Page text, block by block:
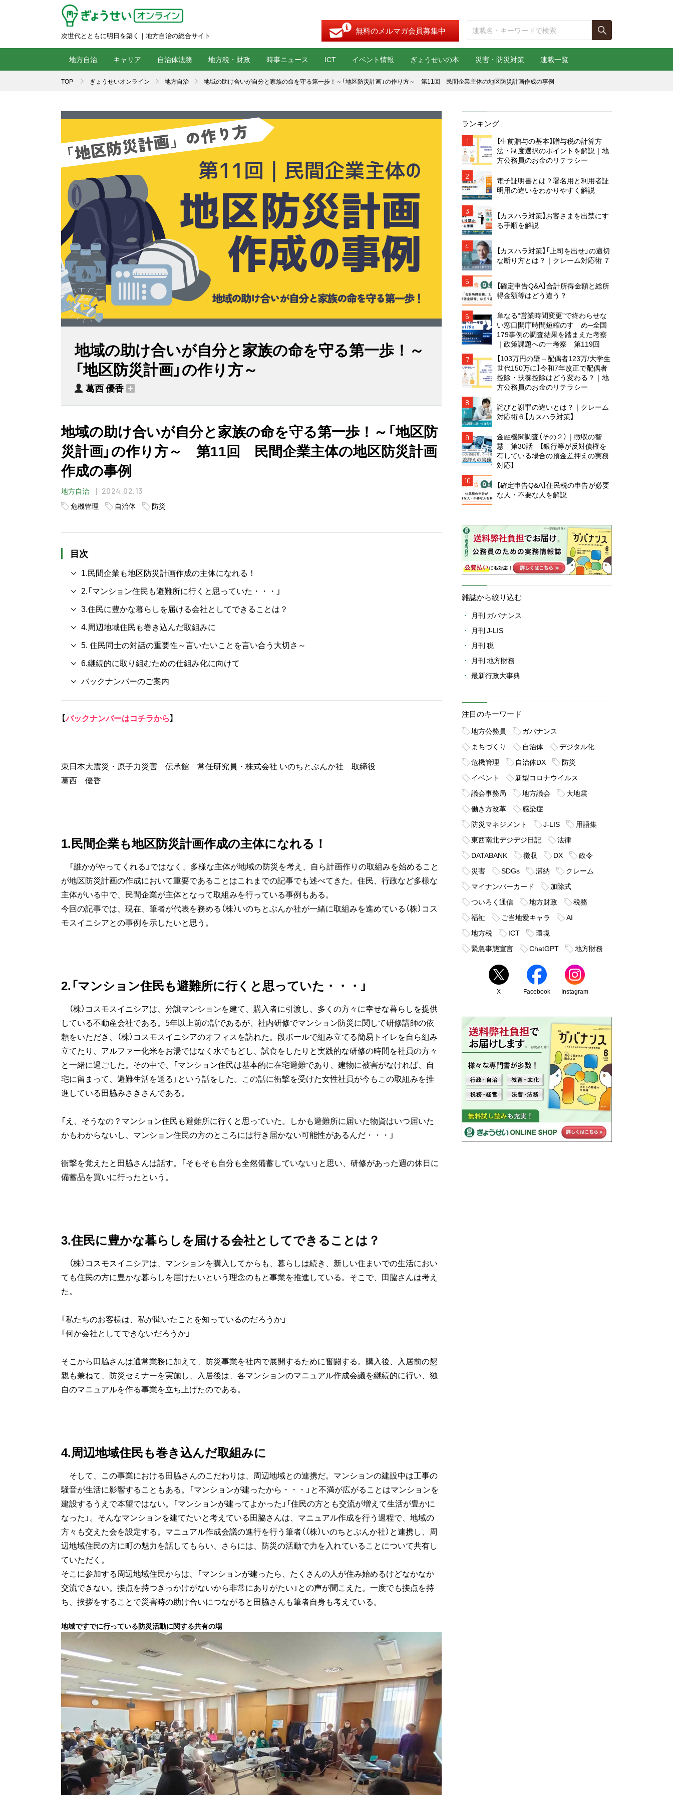
次世代とともに明日を築く｜地方自治の総合サイト 無料のメルマガ会員募集中
地方自治 キャリア 自治体法務 地方税・財政 時事ニュース ICT イベント情報 ぎょうせいの本 災害・防災対策 連載一覧
TOP ぎょうせいオンライン 地方自治 地域の助け合いが自分と家族の命を守る第一歩！～「地区防災計画」の作り方～ 第11回 民間企業主体の地区防災計画作成の事例
地域の助け合いが自分と家族の命を守る第一歩！～
「地区防災計画」の作り方～
葛西 優香
地域の助け合いが自分と家族の命を守る第一歩！～「地区防
災計画」の作り方～ 第11回 民間企業主体の地区防災計画
作成の事例
地方自治 2024.02.13
危機管理 自治体 防災
目次
1.民間企業も地区防災計画作成の主体になれる！
2.「マンション住民も避難所に行くと思っていた・・・」
3.住民に豊かな暮らしを届ける会社としてできることは？
4.周辺地域住民も巻き込んだ取組みに
5. 住民同士の対話の重要性～言いたいことを言い合う大切さ～
6.継続的に取り組むための仕組み化に向けて
バックナンバーのご案内
【バックナンバーはコチラから】
東日本大震災・原子力災害 伝承館 常任研究員・株式会社 いのちとぶんか社 取締役
葛西 優香
1.民間企業も地区防災計画作成の主体になれる！
「誰かがやってくれる」ではなく、多様な主体が地域の防災を考え、自ら計画作りの取組みを始めること
が地区防災計画の作成において重要であることはこれまでの記事でも述べてきた。住民、行政など多様な
主体がいる中で、民間企業が主体となって取組みを行っている事例もある。
今回の記事では、現在、筆者が代表を務める（株）いのちとぶんか社が一緒に取組みを進めている（株）コス
モスイニシアとの事例を示したいと思う。
2.「マンション住民も避難所に行くと思っていた・・・」
（株）コスモスイニシアは、分譲マンションを建て、購入者に引渡し、多くの方々に幸せな暮らしを提供
している不動産会社である。5年以上前の話であるが、社内研修でマンション防災に関して研修講師の依
頼をいただき、（株）コスモスイニシアのオフィスを訪れた。段ボールで組み立てる簡易トイレを自ら組み
立てたり、アルファー化米をお湯ではなく水でもどし、試食をしたりと実践的な研修の時間を社員の方々
と一緒に過ごした。その中で、「マンション住民は基本的に在宅避難であり、建物に被害がなければ、自
宅に留まって、避難生活を送る」という話をした。この話に衝撃を受けた女性社員が今もこの取組みを推
進している田脇みさきさんである。
「え、そうなの？マンション住民も避難所に行くと思っていた。しかも避難所に届いた物資はいつ届いた
かもわからないし、マンション住民の方のところには行き届かない可能性があるんだ・・・」
衝撃を覚えたと田脇さんは話す。「そもそも自分も全然備蓄していない」と思い、研修があった週の休日に
備蓄品を買いに行ったという。
3.住民に豊かな暮らしを届ける会社としてできることは？
（株）コスモスイニシアは、マンションを購入してからも、暮らしは続き、新しい住まいでの生活におい
ても住民の方に豊かな暮らしを届けたいという理念のもと事業を推進している。そこで、田脇さんは考え
た。
「私たちのお客様は、私が聞いたことを知っているのだろうか」
「何か会社としてできないだろうか」
そこから田脇さんは通常業務に加えて、防災事業を社内で展開するために奮闘する。購入後、入居前の懇
親も兼ねて、防災セミナーを実施し、入居後は、各マンションのマニュアル作成会議を継続的に行い、独
自のマニュアルを作る事業を立ち上げたのである。
4.周辺地域住民も巻き込んだ取組みに
そして、この事業における田脇さんのこだわりは、周辺地域との連携だ。マンションの建設中は工事の
騒音が生活に影響することもある。「マンションが建ったから・・・」と不満が広がることはマンションを
建設するうえで本望ではない。「マンションが建ってよかった」「住民の方とも交流が増えて生活が豊かに
なった」。そんなマンションを建てたいと考えている田脇さんは、マニュアル作成を行う過程で、地域の
方々も交えた会を設定する。マニュアル作成会議の進行を行う筆者（（株）いのちとぶんか社）と連携し、周
辺地域住民の方に町の魅力を話してもらい、さらには、防災の活動で力を入れていることについて共有し
ていただく。
そこに参加する周辺地域住民からは、「マンションが建ったら、たくさんの人が住み始めるけどなかなか
交流できない。接点を持つきっかけがないから非常にありがたい」との声が聞こえた。一度でも接点を持
ち、挨拶をすることで災害時の助け合いにつながると田脇さんも筆者自身も考えている。
地域ですでに行っている防災活動に関する共有の場
ランキング
1
【生前贈与の基本】贈与税の計算方
法・制度選択のポイントを解説｜地
方公務員のお金のリテラシー
2
電子証明書とは？署名用と利用者証
明用の違いをわかりやすく解説
3
【カスハラ対策】お客さまを出禁にす
る手順を解説
4
【カスハラ対策】「上司を出せ」の適切
な断り方とは？｜クレーム対応術 ７
5
【確定申告Q&A】合計所得金額と総所
得金額等はどう違う？
6
単なる“営業時間変更”で終わらせな
い窓口開庁時間短縮のすゝめ─全国
179事例の調査結果を踏まえた考察
｜政策課題への一考察 第119回
7
【103万円の壁→配偶者123万/大学生
世代150万に】令和7年改正で配偶者
控除・扶養控除はどう変わる？｜地
方公務員のお金のリテラシー
8
詫びと謝罪の違いとは？｜クレーム
対応術６【カスハラ対策】
9
金融機関調査（その２）｜徴収の智
慧 第30話 【銀行等が反対債権を
有している場合の預金差押えの実務
対応】
10
【確定申告Q&A】住民税の申告が必要
な人・不要な人を解説
雑誌から絞り込む
月刊 ガバナンス
月刊 J-LIS
月刊 税
月刊 地方財務
最新行政大事典
注目のキーワード
地方公務員
ガバナンス
まちづくり
自治体
デジタル化
危機管理
自治体DX
防災
イベント
新型コロナウイルス
議会事務局
地方議会
大地震
働き方改革
感染症
防災マネジメント
J-LIS
用語集
東西南北デジデジ日記
法律
DATABANK
徴収 DX
政令
災害
SDGs 滞納
クレーム
マイナンバーカード
加除式
ついろく通信
地方財政
税務
福祉
ご当地愛キャラ
AI
地方税
ICT
環境
緊急事態宣言
ChatGPT 地方財務
X Facebook Instagram